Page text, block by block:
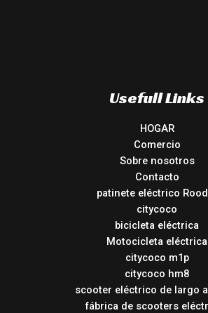
Usefull Links
HOGAR
Comercio
Sobre nosotros
Contacto
patinete eléctrico
citycoco
bicicleta eléctrica
Motocicleta eléctrica
citycoco m1p
citycoco hm8
scooter eléctrico de largo
fábrica de scooters